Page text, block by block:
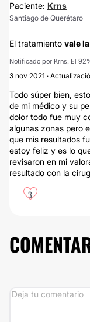
Paciente: Krns
Santiago de Querétaro
El tratamiento vale
Notificado por Krns. El
3 nov 2021 ·
Todo súper bien,
de mi médico y su
dolor todo fue muy
algunas zonas pero
que mis resultados
estoy feliz y es lo
revisaron en mi
resultado con la
3